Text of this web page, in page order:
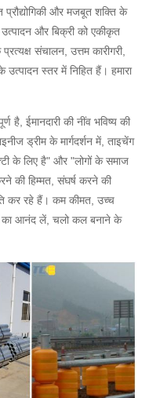
प्रौद्योगिकी और मजबूत शक्ति के
उत्पादन और बिक्री को एकीकृत
संचालन, उत्तम कारीगरी,
स्तर में निहित हैं। हमारा
है, ईमानदारी की नींव भविष्य की
ड्रीम के मार्गदर्शन में, ताइचेंग
के लिए है" और "लोगों के समाज
की हिम्मत, संघर्ष करने की
कर रहे हैं। कम कीमत, उच्च
का आनंद लें, चलो कल बनाने के